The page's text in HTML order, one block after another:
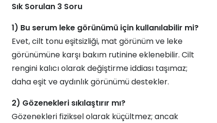
Sık Sorulan 3 Soru
1) Bu serum leke görünümü için kullanılabilir mi?
Evet, cilt tonu eşitsizliği, mat görünüm ve leke
görünümüne karşı bakım rutinine eklenebilir. Cilt
rengini kalıcı olarak değiştirme iddiası taşımaz;
daha eşit ve aydınlık görünümü destekler.
2) Gözenekleri sıkılaştırır mı?
Gözenekleri fiziksel olarak küçültmez; ancak